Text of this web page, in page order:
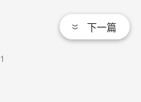
下一篇